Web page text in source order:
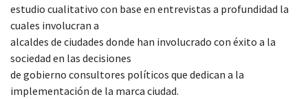
estudio cualitativo con base en entrevistas a profundidad la
cuales involucran a
alcaldes de ciudades donde han involucrado con éxito a la
sociedad en las decisiones
de gobierno consultores políticos que dedican a la
implementación de la marca ciudad.